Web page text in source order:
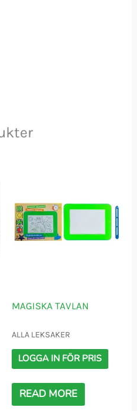
MAGISKA TAVLAN
ALLA LEKSAKER
LOGGA IN FÖR PRIS
READ MORE